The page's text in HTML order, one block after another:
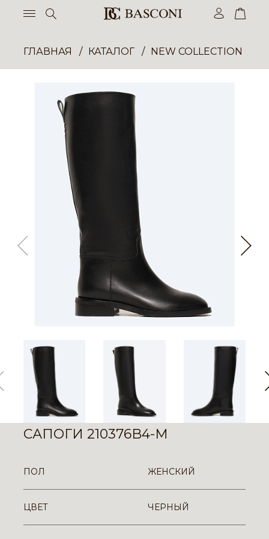
ГЛАВНАЯ КАТАЛОГ NEW COLLECTION
САПОГИ 210376B4-M
ПОЛ ЖЕНСКИЙ
ЦВЕТ ЧЕРНЫЙ